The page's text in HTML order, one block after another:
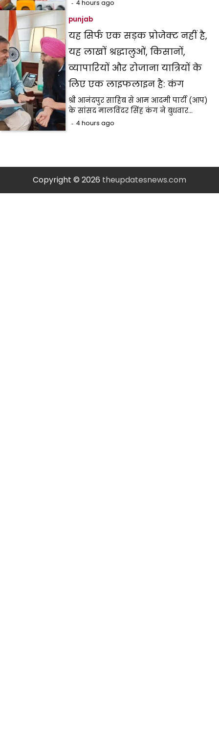
4 hours ago
punjab
यह सिर्फ एक सड़क प्रोजेक्ट नहीं है,
यह लाखों श्रद्धालुओं, किसानों,
व्यापारियों और रोजाना यात्रियों के
लिए एक लाइफलाइन है: कंग
श्री आनंदपुर साहिब से आम आदमी पार्टी (आप)
के सांसद मालविंदर सिंह कंग ने बुधवार…
4 hours ago
Copyright © 2026 theupdatesnews.com